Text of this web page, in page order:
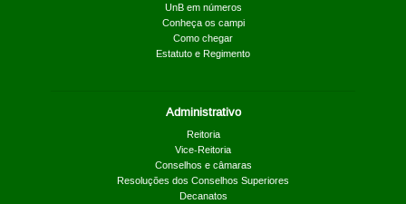
UnB em números
Conheça os campi
Como chegar
Estatuto e Regimento
Administrativo
Reitoria
Vice-Reitoria
Conselhos e câmaras
Resoluções dos Conselhos Superiores
Decanatos